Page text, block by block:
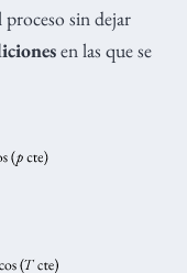
sin dejar
en las que se